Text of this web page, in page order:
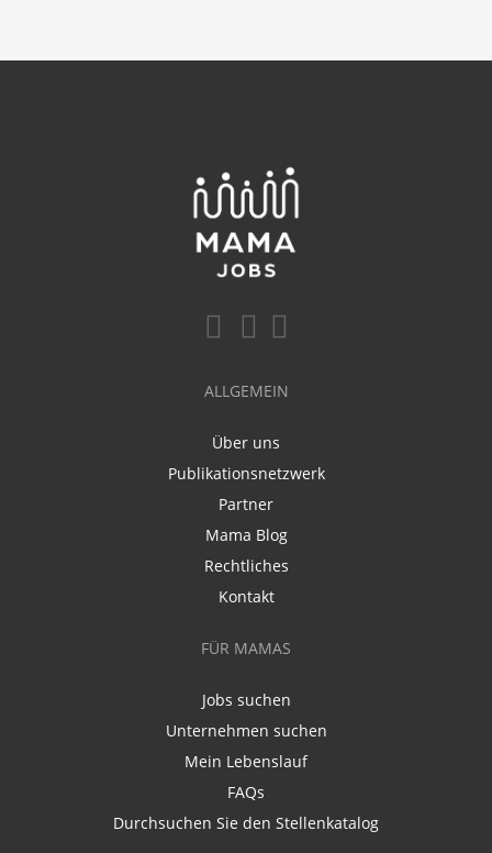
ALLGEMEIN
Über uns
Publikationsnetzwerk
Partner
Mama Blog
Rechtliches
Kontakt
FÜR MAMAS
Jobs suchen
Unternehmen suchen
Mein Lebenslauf
FAQs
Durchsuchen Sie den Stellenkatalog